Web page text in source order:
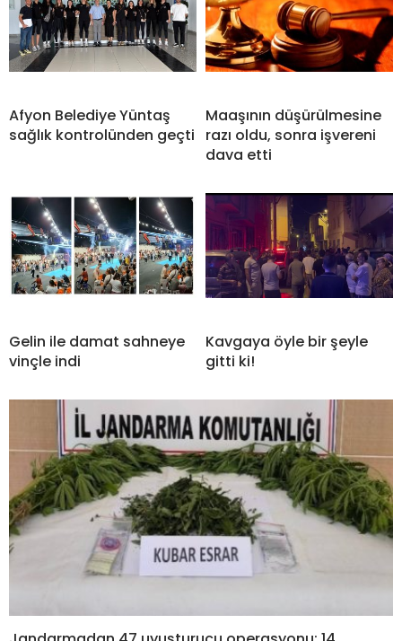
Afyon Belediye Yüntaş
sağlık kontrolünden geçti
Maaşının düşürülmesine
razı oldu, sonra işvereni
dava etti
Gelin ile damat sahneye
vinçle indi
Kavgaya öyle bir şeyle
gitti ki!